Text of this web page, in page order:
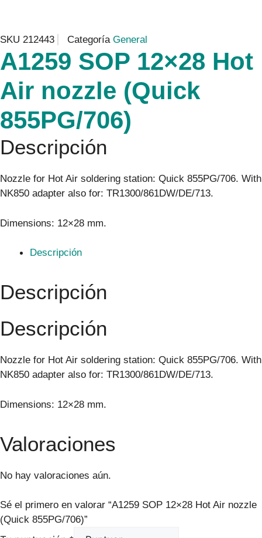
SKU 212443 Categoría General
A1259 SOP 12×28 Hot
Air nozzle (Quick
855PG/706)
Descripción
Nozzle for Hot Air soldering station: Quick 855PG/706. With
NK850 adapter also for: TR1300/861DW/DE/713.
Dimensions: 12×28 mm.
Descripción
Descripción
Descripción
Nozzle for Hot Air soldering station: Quick 855PG/706. With
NK850 adapter also for: TR1300/861DW/DE/713.
Dimensions: 12×28 mm.
Valoraciones
No hay valoraciones aún.
Sé el primero en valorar “A1259 SOP 12×28 Hot Air nozzle
(Quick 855PG/706)”